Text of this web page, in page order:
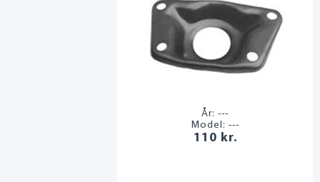
År:---
Model: ---
110 kr.